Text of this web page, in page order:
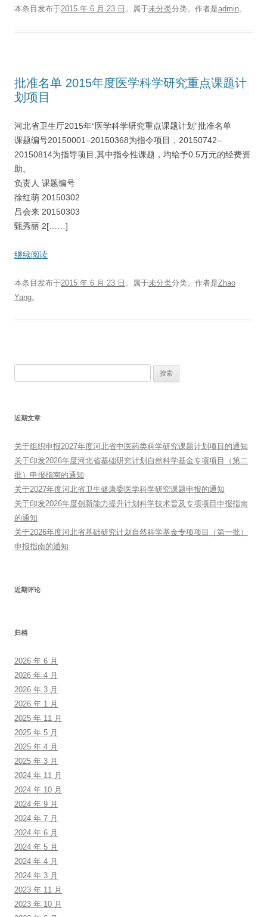
本条目发布于2015 年 6 月 23 日 。属于未分类分类。 作者是admin。
批准名单 2015年度医学科学研究重点课题计
划项目
河北省卫生厅2015年“医学科学研究重点课题计划”批准名单
课题编号20150001–20150368为指令项目，20150742–
20150814为指导项目,其中指令性课题，均给予0.5万元的经费资
助。
负责人 课题编号
徐红萌 20150302
吕会来 20150303
甄秀丽 2[……]
继续阅读
本条目发布于2015 年 6 月 23 日 。属于未分类分类。 作者是Zhao
Yang。
近期文章
关于组织申报2027年度河北省中医药类科学研究课题计划项目的通知
关于印发2026年度河北省基础研究计划自然科学基金专项项目（第二
批）申报指南的通知
关于2027年度河北省卫生健康委医学科学研究课题申报的通知
关于印发2026年度创新能力提升计划科学技术普及专项项目申报指南
的通知
关于2026年度河北省基础研究计划自然科学基金专项项目（第一批）
申报指南的通知
近期评论
归档
2026 年 6 月
2026 年 4 月
2026 年 3 月
2026 年 1 月
2025 年 11 月
2025 年 5 月
2025 年 4 月
2025 年 3 月
2024 年 11 月
2024 年 10 月
2024 年 9 月
2024 年 7 月
2024 年 6 月
2024 年 5 月
2024 年 4 月
2024 年 3 月
2023 年 11 月
2023 年 10 月